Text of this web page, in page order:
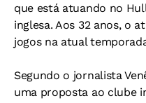
que está atuando no
inglesa. Aos 32 anos, o
jogos na atual
Segundo o jornalista
uma proposta ao clube